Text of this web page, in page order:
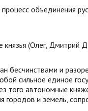
объединения
князья (Олег, Дмитрий
бесчинствами и
сильное единое
того автономные
городов и земель,